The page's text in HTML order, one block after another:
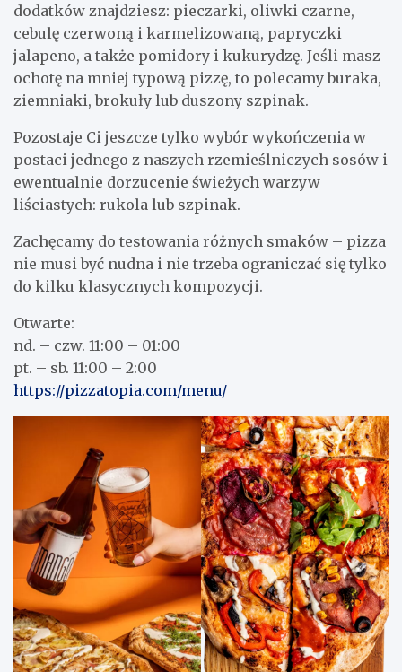
dodatków znajdziesz: pieczarki, oliwki czarne,
cebulę czerwoną i karmelizowaną, papryczki
jalapeno, a także pomidory i kukurydzę. Jeśli masz
ochotę na mniej typową pizzę, to polecamy buraka,
ziemniaki, brokuły lub duszony szpinak.
Pozostaje Ci jeszcze tylko wybór wykończenia w
postaci jednego z naszych rzemieślniczych sosów i
ewentualnie dorzucenie świeżych warzyw
liściastych: rukola lub szpinak.
Zachęcamy do testowania różnych smaków – pizza
nie musi być nudna i nie trzeba ograniczać się tylko
do kilku klasycznych kompozycji.
Otwarte:
nd. – czw. 11:00 – 01:00
pt. – sb. 11:00 – 2:00
https://pizzatopia.com/menu/